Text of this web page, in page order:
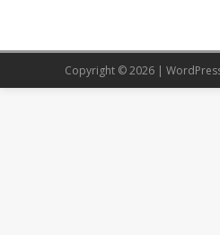
Copyright © 2026 |